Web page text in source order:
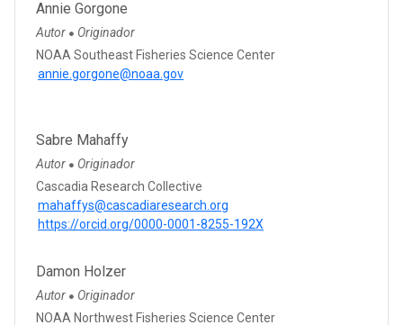
Annie Gorgone
Autor ● Originador
NOAA Southeast Fisheries Science Center
annie.gorgone@noaa.gov
Sabre Mahaffy
Autor ● Originador
Cascadia Research Collective
mahaffys@cascadiaresearch.org
https://orcid.org/0000-0001-8255-192X
Damon Holzer
Autor ● Originador
NOAA Northwest Fisheries Science Center